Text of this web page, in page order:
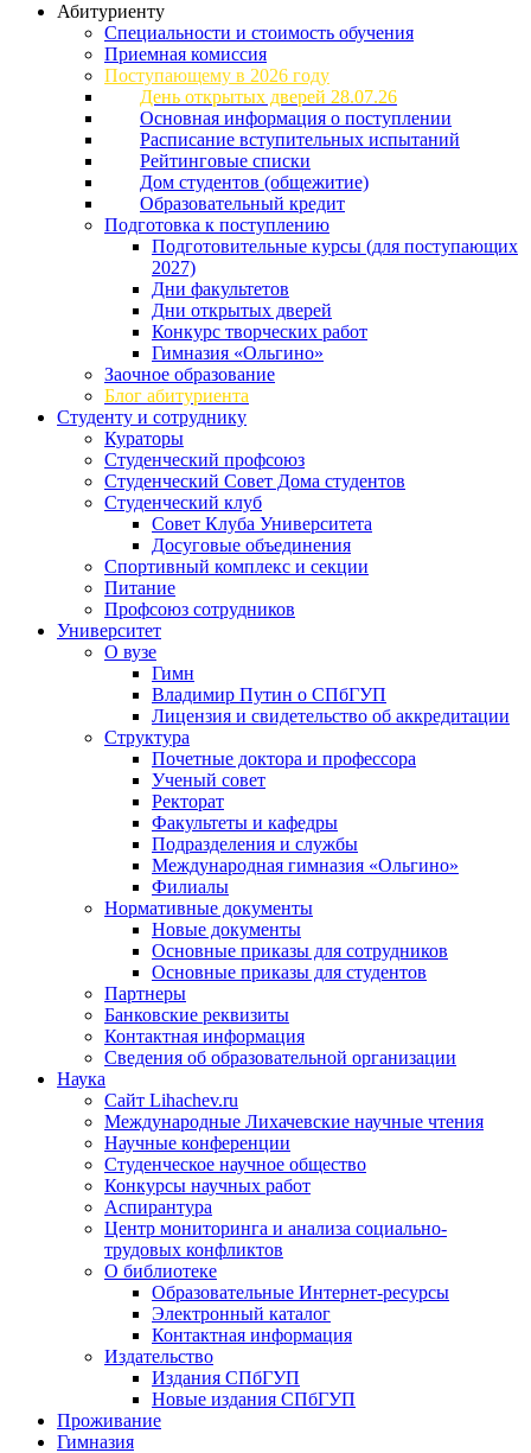
Абитуриенту
Специальности и стоимость обучения
Приемная комиссия
Поступающему в 2026 году
День открытых дверей 28.07.26
Основная информация о поступлении
Расписание вступительных испытаний
Рейтинговые списки
Дом студентов (общежитие)
Образовательный кредит
Подготовка к поступлению
Подготовительные курсы (для поступающих
2027)
Дни факультетов
Дни открытых дверей
Конкурс творческих работ
Гимназия «Ольгино»
Заочное образование
Блог абитуриента
Студенту и сотруднику
Кураторы
Студенческий профсоюз
Студенческий Совет Дома студентов
Студенческий клуб
Совет Клуба Университета
Досуговые объединения
Спортивный комплекс и секции
Питание
Профсоюз сотрудников
Университет
О вузе
Гимн
Владимир Путин о СПбГУП
Лицензия и свидетельство об аккредитации
Структура
Почетные доктора и профессора
Ученый совет
Ректорат
Факультеты и кафедры
Подразделения и службы
Международная гимназия «Ольгино»
Филиалы
Нормативные документы
Новые документы
Основные приказы для сотрудников
Основные приказы для студентов
Партнеры
Банковские реквизиты
Контактная информация
Сведения об образовательной организации
Наука
Сайт Lihachev.ru
Международные Лихачевские научные чтения
Научные конференции
Студенческое научное общество
Конкурсы научных работ
Аспирантура
Центр мониторинга и анализа социально-
трудовых конфликтов
О библиотеке
Образовательные Интернет-ресурсы
Электронный каталог
Контактная информация
Издательство
Издания СПбГУП
Новые издания СПбГУП
Проживание
Гимназия